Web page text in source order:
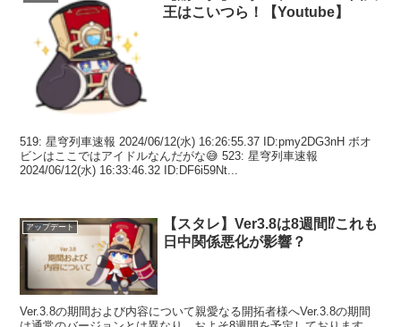
王はこいつら！【Youtube】
519: 星穹列車速報 2024/06/12(水) 16:26:55.37 ID:pmy2DG3nH ボオ
ビンはここではアイドルなんだがな😅 523: 星穹列車速報
2024/06/12(水) 16:33:46.32 ID:DF6i59Nt...
アップデート
【スタレ】Ver3.8は8週間⁉これも
日中関係悪化が影響？
Ver.3.8の期間および内容について親愛なる開拓者様へVer.3.8の期間